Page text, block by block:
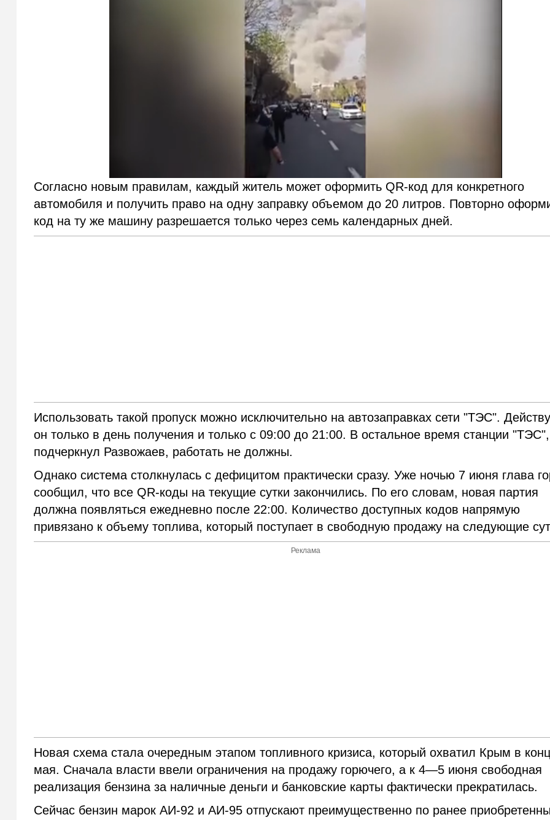
Согласно новым правилам, каждый житель может оформить QR-код для конкретного
автомобиля и получить право на одну заправку объемом до 20 литров. Повторно
код на ту же машину разрешается только через семь календарных дней.
Использовать такой пропуск можно исключительно на автозаправках сети "ТЭС".
он только в день получения и только с 09:00 до 21:00. В остальное время станции "ТЭС",
подчеркнул Развожаев, работать не должны.
Однако система столкнулась с дефицитом практически сразу. Уже ночью 7 июня глава
сообщил, что все QR-коды на текущие сутки закончились. По его словам, новая партия
должна появляться ежедневно после 22:00. Количество доступных кодов напрямую
привязано к объему топлива, который поступает в свободную продажу на следующие
Реклама
Новая схема стала очередным этапом топливного кризиса, который охватил Крым в
мая. Сначала власти ввели ограничения на продажу горючего, а к 4—5 июня свободная
реализация бензина за наличные деньги и банковские карты фактически прекратилась.
Сейчас бензин марок АИ-92 и АИ-95 отпускают преимущественно по ранее